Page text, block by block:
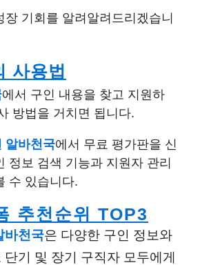
장 기회를 알려알려드리겠습니
사용법
에서 구인 내용을 찾고 지원하
방법을 거치면 됩니다.
알바천국에서 무료 평가판을 신
정보 검색 기능과 지원자 관리
수 있습니다.
추천순위 TOP3
바천국은 다양한 구인 정보와
단기 및 장기 구직자 모두에게